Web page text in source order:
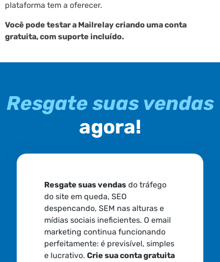
plataforma tem a oferecer.
Você pode testar a Mailrelay criando uma conta
gratuita, com suporte incluído.
Resgate suas vendas
agora!
Resgate suas vendasdo tráfego
do site em queda, SEO
despencando, SEM nas alturas e
mídias sociais ineficientes. O email
marketing continua funcionando
perfeitamente: é previsível, simples
e lucrativo. Crie sua conta gratuita